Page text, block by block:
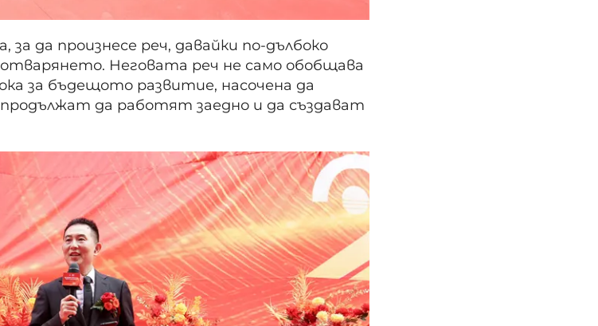
за да произнесе реч, давайки по-дълбоко
отварянето. Неговата реч не само обобщава
за бъдещото развитие, насочена да
продължат да работят заедно и да създават